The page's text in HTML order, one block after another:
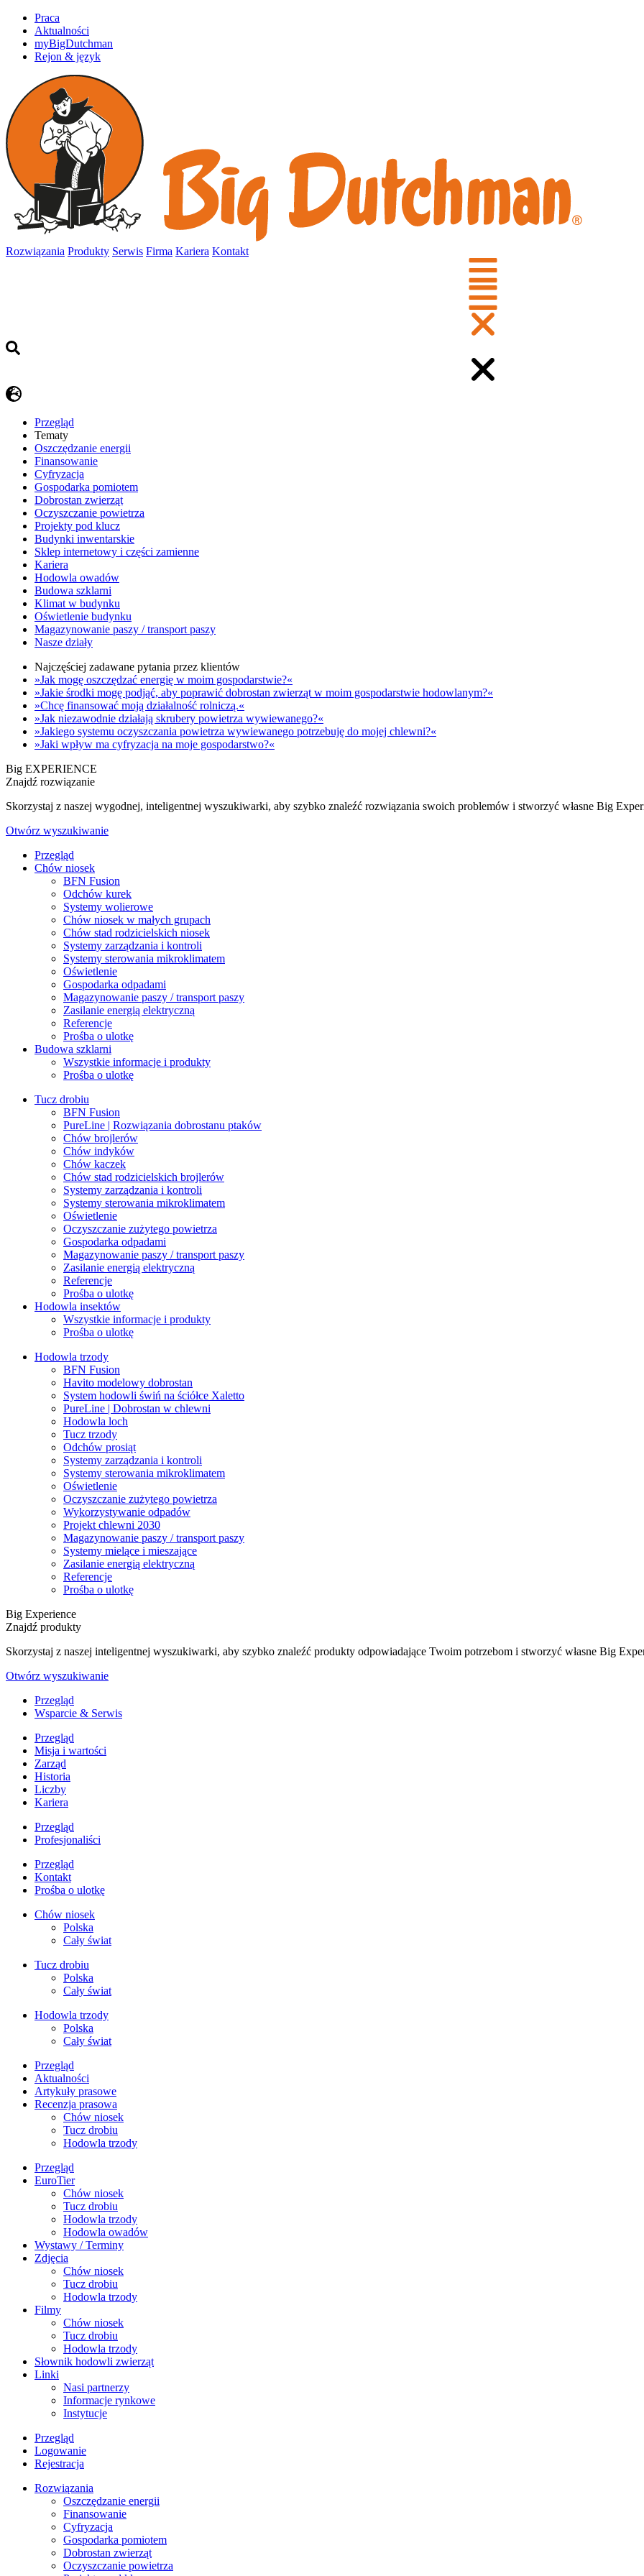
Praca
Aktualności
myBigDutchman
Rejon & język
Rozwiązania Produkty Serwis Firma Kariera Kontakt
Przegląd
Tematy
​Oszczędzanie energii
Finansowanie
Cyfryzacja
Gospodarka pomiotem
Dobrostan zwierząt
Oczyszczanie powietrza
Projekty pod klucz
Budynki inwentarskie
Sklep internetowy i części zamienne
Kariera
Hodowla owadów
Budowa szklarni
Klimat w budynku
Oświetlenie budynku
Magazynowanie paszy / transport paszy
Nasze działy
Najczęściej zadawane pytania przez klientów
»Jak mogę oszczędzać energię w moim gospodarstwie?«
»Jakie środki mogę podjąć, aby poprawić dobrostan zwierząt w moim gospodarstwie hodowlanym?«
»Chcę finansować moją działalność rolniczą.«
»Jak niezawodnie działają skrubery powietrza wywiewanego?«
»Jakiego systemu oczyszczania powietrza wywiewanego potrzebuję do mojej chlewni?«
»Jaki wpływ ma cyfryzacja na moje gospodarstwo?«
Big EXPERIENCE
Znajdź rozwiązanie
Skorzystaj z naszej wygodnej, inteligentnej wyszukiwarki, aby szybko znaleźć rozwiązania swoich problemów i stworzyć własne Big
Otwórz wyszukiwanie
Przegląd
Chów niosek
BFN Fusion
Odchów kurek
Systemy wolierowe
Chów niosek w małych grupach
Chów stad rodzicielskich niosek
Systemy zarządzania i kontroli
Systemy sterowania mikroklimatem
Oświetlenie
Gospodarka odpadami
Magazynowanie paszy / transport paszy
Zasilanie energią elektryczną
Referencje
Prośba o ulotkę
Budowa szklarni
Wszystkie informacje i produkty
Prośba o ulotkę
Tucz drobiu
BFN Fusion
PureLine | Rozwiązania dobrostanu ptaków
Chów brojlerów
Chów indyków
Chów kaczek
Chów stad rodzicielskich brojlerów
Systemy zarządzania i kontroli
Systemy sterowania mikroklimatem
Oświetlenie
Oczyszczanie zużytego powietrza
Gospodarka odpadami
Magazynowanie paszy / transport paszy
Zasilanie energią elektryczną
Referencje
Prośba o ulotkę
Hodowla insektów
Wszystkie informacje i produkty
Prośba o ulotkę
Hodowla trzody
BFN Fusion
Havito modelowy dobrostan
System hodowli świń na ściółce Xaletto
PureLine | Dobrostan w chlewni
Hodowla loch
Tucz trzody
Odchów prosiąt
Systemy zarządzania i kontroli
Systemy sterowania mikroklimatem
Oświetlenie
Oczyszczanie zużytego powietrza
Wykorzystywanie odpadów
Projekt chlewni 2030
Magazynowanie paszy / transport paszy
Systemy mielące i mieszające
Zasilanie energią elektryczną
Referencje
Prośba o ulotkę
Big Experience
Znajdź produkty
Skorzystaj z naszej inteligentnej wyszukiwarki, aby szybko znaleźć produkty odpowiadające Twoim potrzebom i stworzyć własne Big
Otwórz wyszukiwanie
Przegląd
Wsparcie & Serwis
Przegląd
Misja i wartości
Zarząd
Historia
Liczby
Kariera
Przegląd
Profesjonaliści
Przegląd
Kontakt
Prośba o ulotkę
Chów niosek
Polska
Cały świat
Tucz drobiu
Polska
Cały świat
Hodowla trzody
Polska
Cały świat
Przegląd
Aktualności
Artykuły prasowe
Recenzja prasowa
Chów niosek
Tucz drobiu
Hodowla trzody
Przegląd
EuroTier
Chów niosek
Tucz drobiu
Hodowla trzody
Hodowla owadów
Wystawy / Terminy
Zdjęcia
Chów niosek
Tucz drobiu
Hodowla trzody
Filmy
Chów niosek
Tucz drobiu
Hodowla trzody
Słownik hodowli zwierząt
Linki
Nasi partnerzy
Informacje rynkowe
Instytucje
Przegląd
Logowanie
Rejestracja
Rozwiązania
​Oszczędzanie energii
Finansowanie
Cyfryzacja
Gospodarka pomiotem
Dobrostan zwierząt
Oczyszczanie powietrza